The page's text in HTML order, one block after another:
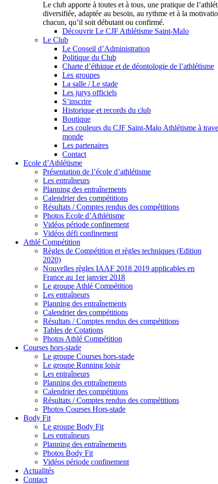
Le club apporte à toutes et à tous, une pratique de
diversifiée, adaptée au besoin, au rythme et à la
chacun, qu’il soit débutant ou confirmé.
Découvrir Le CJF Athlétisme Saint-Malo
Le Club
Le Conseil d’Administration
Politique du Club
Charte d’éthique et de déontologie de l’athlétisme
Les groupes
La salle / Le stade
Les jurys officiels
S’inscrire
Historique et records du club
Boutique
Les couleurs du CJF Saint-Malo Athlétisme à
monde
Les partenaires
Contact
Ecole d’Athlétisme
Présentation de l’école d’athlétisme
Les entraîneurs
Planning des entraînements
Calendrier des compétitions
Résultats / Comptes rendus des compétitions
Photos Ecole d’Athlétisme
Vidéos période confinement
Vidéos défi confinement
Athlé Compétition
Règles de Compétition et règles techniques (Edition
2020)
Nouvelles règles IAAF 2018 2019 applicables en
France au 1er janvier 2018
Le groupe Athlé Compétition
Les entraîneurs
Planning des entraînements
Calendrier des compétitions
Résultats / Comptes rendus des compétitions
Tables de Cotations
Photos Athlé Compétition
Courses hors-stade
Le groupe Courses hors-stade
Le groupe Running loisir
Les entraîneurs
Planning des entraînements
Calendrier des compétitions
Résultats / Comptes rendus des compétitions
Photos Courses Hors-stade
Body Fit
Le groupe Body Fit
Les entraîneurs
Planning des entraînements
Photos Body Fit
Vidéos période confinement
Actualités
Contact